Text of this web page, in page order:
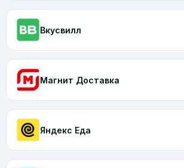
Вкусвилл
Магнит Доставка
Яндекс Еда